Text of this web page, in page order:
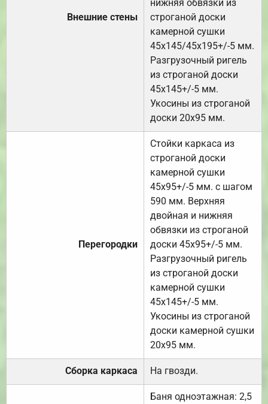
Внешние стены
нижняя обвязки из
строганой доски
камерной сушки
45х145/45х195+/-5 мм.
Разгрузочный ригель
из строганой доски
45х145+/-5 мм.
Укосины из строганой
доски 20х95 мм.
Перегородки
Стойки каркаса из
строганой доски
камерной сушки
45х95+/-5 мм. с шагом
590 мм. Верхняя
двойная и нижняя
обвязки из строганой
доски 45х95+/-5 мм.
Разгрузочный ригель
из строганой доски
камерной сушки
45х145+/-5 мм.
Укосины из строганой
доски камерной сушки
20х95 мм.
Сборка каркаса На гвозди.
Баня одноэтажная: 2,5